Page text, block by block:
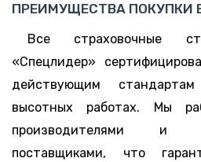
ПРЕИМУЩЕСТВА ПОКУПКИ
Все страховочные
«Спецлидер»
действующим
высотных работах. Мы
производителями и
поставщиками, что